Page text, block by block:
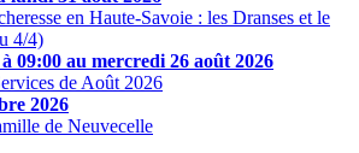
en Haute-Savoie : les Dranses et le
4/4)
09:00 au mercredi 26 août 2026
de Août 2026
2026
de Neuvecelle